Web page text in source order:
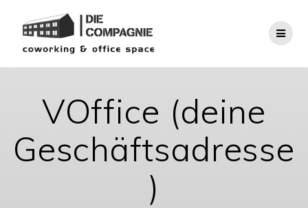
VOffice (deine
Geschäftsadresse
)